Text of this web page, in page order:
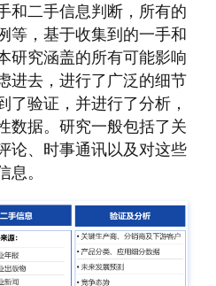
和二手信息判断，所有的
等，基于收集到的一手和
研究涵盖的所有可能影响
进去，进行了广泛的细节
了验证，并进行了分析，
数据。研究一般包括了关
论、时事通讯以及对这些
息。